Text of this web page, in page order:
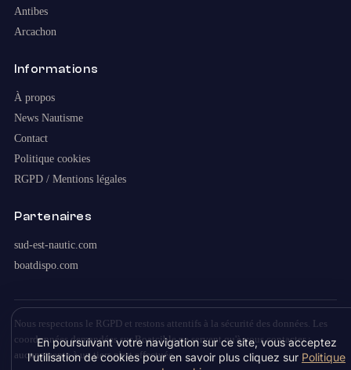
En poursuivant votre navigation sur ce site, vous acceptez
l'utilisation de cookies pour en savoir plus cliquez sur Politique
Antibes
Arcachon
Informations
À propos
News Nautisme
Contact
Politique cookies
RGPD / Mentions légales
Partenaires
sud-est-nautic.com
boatdispo.com
Nous respectons le RGPD et restons attentifs à la sécurité des données. Les
coordonnées demandées sur Boatcible ne servent qu'à vous contacter :
aucune vente à un tiers n'est effectuée.